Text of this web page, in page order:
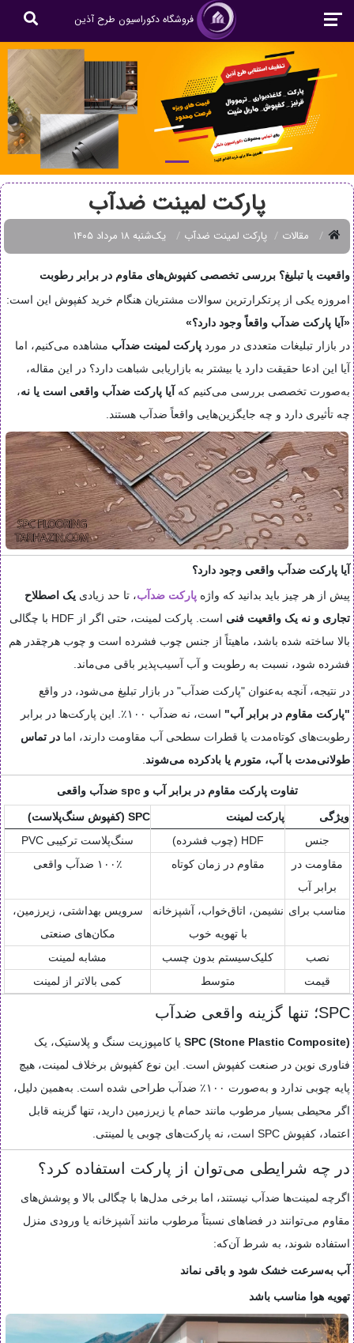
فروشگاه دکوراسیون طرح آذین
پارکت لمینت ضدآب
مقالات پارکت لمینت ضدآب یک‌شنبه ۱۸ مرداد ۱۴۰۵
واقعیت یا تبلیغ؟ بررسی تخصصی کفپوش‌های مقاوم در برابر رطوبت
امروزه یکی از پرتکرارترین سوالات مشتریان هنگام خرید کفپوش این است:
«آیا پارکت ضدآب واقعاً وجود دارد؟»
در بازار تبلیغات متعددی در مورد پارکت لمینت ضدآب مشاهده می‌کنیم، اما
آیا این ادعا حقیقت دارد یا بیشتر به بازاریابی شباهت دارد؟ در این مقاله،
به‌صورت تخصصی بررسی می‌کنیم که آیا پارکت ضدآب واقعی است یا نه،
چه تأثیری دارد و چه جایگزین‌هایی واقعاً ضدآب هستند.
آیا پارکت ضدآب واقعی وجود دارد؟
پیش از هر چیز باید بدانید که واژه پارکت ضدآب، تا حد زیادی یک اصطلاح
تجاری و نه یک واقعیت فنی
است. پارکت لمینت، حتی اگر از HDF با چگالی
بالا ساخته شده باشد، ماهیتاً از جنس چوب فشرده است و چوب هرچقدر هم
فشرده شود، نسبت به رطوبت و آب آسیب‌پذیر باقی می‌ماند.
در نتیجه، آنچه به‌عنوان "پارکت ضدآب" در بازار تبلیغ می‌شود، در واقع
"پارکت مقاوم در برابر آب"
است، نه ضدآب ۱۰۰٪. این پارکت‌ها در برابر
رطوبت‌های کوتاه‌مدت یا قطرات سطحی آب مقاومت دارند، اما در تماس
طولانی‌مدت با آب، متورم یا بادکرده می‌شوند.
تفاوت پارکت مقاوم در برابر آب و spc ضدآب واقعی
ویژگی پارکت لمینت
SPC (کفپوش سنگ‌پلاست)
جنس
HDF (چوب فشرده)
سنگ‌پلاست ترکیبی PVC
مقاومت در
برابر آب
مقاوم در زمان کوتاه ۱۰۰٪ ضدآب واقعی
مناسب برای نشیمن، اتاق‌خواب، آشپزخانه
با تهویه خوب
سرویس بهداشتی، زیرزمین،
مکان‌های صنعتی
نصب
کلیک‌سیستم بدون چسب
مشابه لمینت
قیمت
متوسط کمی بالاتر از لمینت
SP‌C؛ تنها گزینه واقعی ضدآب
SPC (Stone Plastic Composite)یا کامپوزیت سنگ و پلاستیک، یک
فناوری نوین در صنعت کفپوش است. این نوع کفپوش برخلاف لمینت، هیچ
پایه چوبی ندارد و به‌صورت ۱۰۰٪ ضدآب طراحی شده است. به‌همین دلیل،
اگر محیطی بسیار مرطوب مانند حمام یا زیرزمین دارید، تنها گزینه قابل
اعتماد، کفپوش SPC است، نه پارکت‌های چوبی یا لمینتی.
در چه شرایطی می‌توان از پارکت استفاده کرد؟
اگرچه لمینت‌ها ضدآب نیستند، اما برخی مدل‌ها با چگالی بالا و پوشش‌های
مقاوم می‌توانند در فضاهای نسبتاً مرطوب مانند آشپزخانه یا ورودی منزل
استفاده شوند، به شرط آن‌که:
آب به‌سرعت خشک شود و باقی نماند
تهویه هوا مناسب باشد